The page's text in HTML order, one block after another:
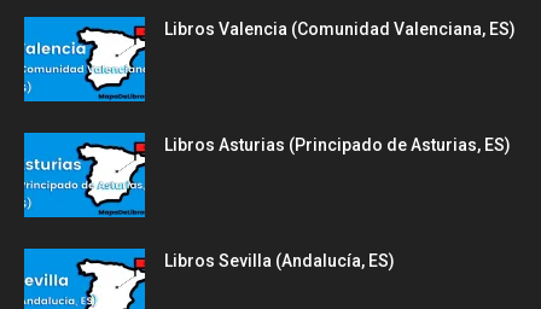
Libros Valencia (Comunidad Valenciana, ES)
Libros Asturias (Principado de Asturias, ES)
Libros Sevilla (Andalucía, ES)